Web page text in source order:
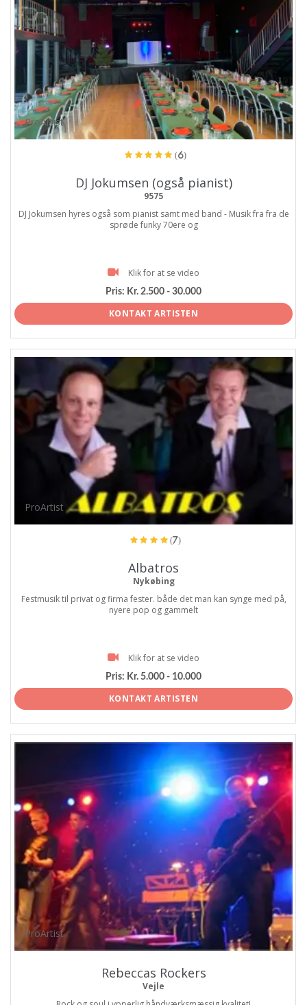
ProArtist
(6)
DJ Jokumsen (også pianist)
9575
DJ Jokumsen hyres også som pianist samt med band - Musik fra fra de
sprøde funky 70ere og
Klik for at se video
Pris: Kr. 2.500 - 30.000
KONTAKT ARTISTEN
ProArtist
(7)
Albatros
Nykøbing
Festmusik til privat og firma fester. både det man kan synge med på,
nyere pop og gammelt
Klik for at se video
Pris: Kr. 5.000 - 10.000
KONTAKT ARTISTEN
ProArtist
Rebeccas Rockers
Vejle